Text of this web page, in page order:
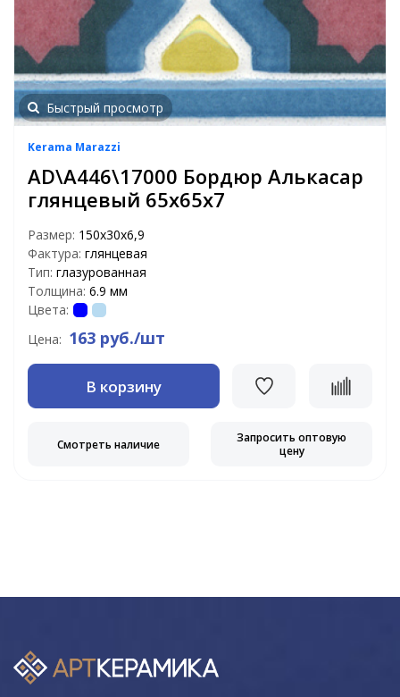
Быстрый просмотр
Kerama Marazzi
AD\A446\17000 Бордюр Алькасар
глянцевый 65х65х7
Размер: 150х30х6,9
Фактура: глянцевая
Тип: глазурованная
Толщина: 6.9 мм
Цвета:
Цена: 163 руб./шт
В корзину
Смотреть наличие
Запросить оптовую
цену